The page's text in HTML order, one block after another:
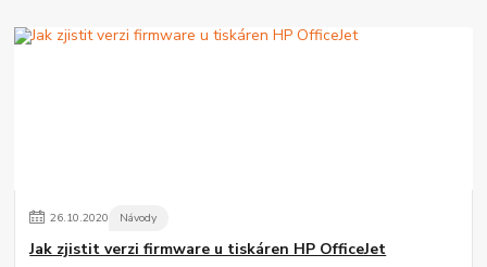
26.10.2020 Návody
Jak zjistit verzi firmware u tiskáren HP OfficeJet